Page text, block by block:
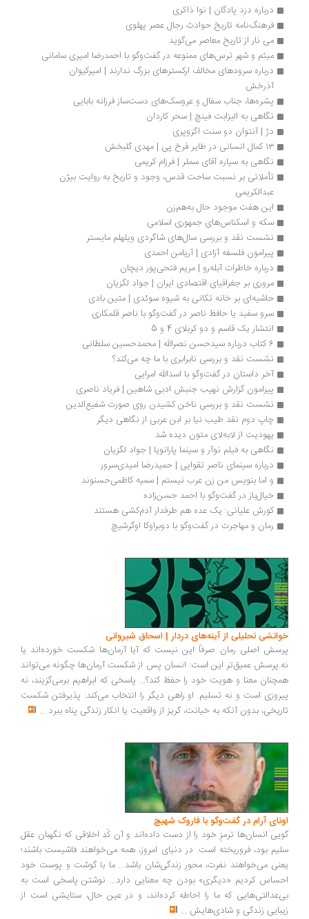
درباره دزد پادگان | نوا ذاکری
فرهنگ‌نامه تاریخ حوادث رجال عصر پهلوی
می نار از تاریخ معاصر می‌گوید
میثم و شهر ترس‌های ممنوعه در گفت‌وگو با احمدرضا امیری سامانی
درباره سرودهای مخالف ارکسترهای بزرگ ندارند | امیرکیوان
آذرخش
پشره‌ها، جناب سفال و عروسک‌های دست‌ساز فرزانه بابایی
نگاهی به الیزابت فینچ | سحر کاردان
دژ | آنتوان دو سنت اگزوپری
نگاهی به سیاره آقای سملر | فرزام کریمی
تأملاتی بر نسبت ساحت قدس، وجود و تاریخ به روایت بیژن
عبدالکریمی
این هفت موجود حال‌ به‌هم‌زن
سکه و اسکناس‌های جمهوری اسلامی
نشست نقد و بررسی سال‌های شاگردی ویلهلم مایستر
پیرامون فلسفه‌ آزادی | آریامن احمدی
درباره خاطرات آبله‌رو | مریم فتحی‌پور دیچان
مروری بر جغرافیای اقتصادی ایران | جواد لگزیان
حاشیه‌ای بر خانه تکانی به شیوه سوئدی | متین بادی
سرو سفید یا حافظ ناصر در گفت‌وگو با ناصر قلمکاری
انتشار یک قاسم و دو کربلای 4 و 5
نشست نقد و بررسی نابرابری با ما چه می‌کند؟
آخر داستان در گفت‌وگو با اسدالله امرایی
پیرامون گزارش نهیب جنبش ادبی شاهین | فریاد ناصری
نشست نقد و بررسی ناخن کشیدن روی صورت شفیع‌الدین
چاپ دوم نقد طیب نیا بر ابن عربی از نگاهی دیگر
یهودیت از لابه‌لای متون دیده شد
نگاهی به فیلم نوآر و سینما پارانویا | جواد لگزیان
درباره سینمای ناصر تقوایی | حمیدرضا امیدی‌سرور
و اما بنویس من زن عرب نیستم | سمیه کاظمی‌حسنوند
خیال‌باز در گفت‌وگو با احمد حسن‌زاده
کورش علیانی: یک عده هم طرفدار آدم‌کشی هستند
رمان و مهاجرت در گفت‌وگو با دوبراوکا اوگرشیچ
تحلیلی از آینه‌های دردار | اسحاق شیروانی
اصلی رمان صرفاً این نیست که آیا آرمان‌ها شکست خورده‌اند یا
عمیق‌تر این است: انسان پس از شکست آرمان‌ها چگونه می‌تواند
معنا و هویت خود را حفظ کند؟... پاسخی که ابراهیم برمی‌گزیند، نه
است و نه تسلیم. او راهی دیگر را انتخاب می‌کند: پذیرفتن شکست
بدون آنکه به خیانت، گریز از واقعیت یا انکار زندگی پناه ببرد...
آرام در گفت‌وگو با فاروک شهیچ‭
انسان‌ها ترمزِ خود را از دست داده‌اند و آن کُدِ اخلاقی که نگهبان عقل
بود، فروریخته است. در دنیای امروز، همه می‌خواهند فاشیست باشند؛
می‌خواهند نفرت، محورِ زندگی‌شان باشد... ما با گوشت و پوست خود
کردیم «دیگری» بودن چه معنایی دارد... نوشتن پاسخی است به
که ما را احاطه کرده‌اند، و در عین حال، ستایشی است از
زندگی و شادی‌هایش...